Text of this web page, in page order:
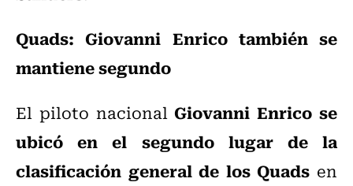
Quads: Giovanni Enrico también se
mantiene segundo
El piloto nacionalGiovanni Enrico se
ubicó en el segundo lugar de la
clasificación general de los Quads en